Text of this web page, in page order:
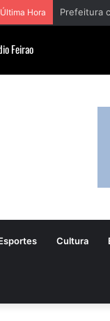
Hora Prefeitura
Cultura